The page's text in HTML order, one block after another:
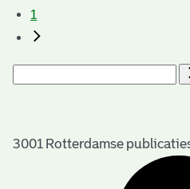
1
3001 Rotterdamse